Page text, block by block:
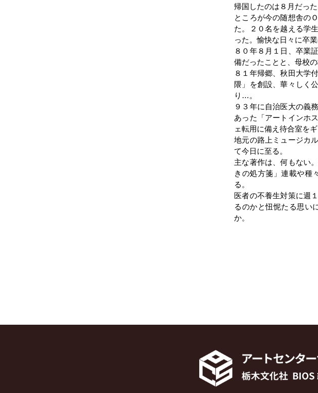
帰国したのは８月だった
ところが今の随想舎の
た。２０名を越える学
った。愉快な日々に卒業
８０年８月１日、卒業
備だったことと、母校
８１年帰郷、秋田大学
隈」を創設、華々しく
り…。
９３年に自治医大の義
あった「アートインホ
ェ転用に備え待合室を
地元の路上ミュージカ
て今日に至る。
主な著作は、何もない
きの処方箋」連載や種
る。
医者の不養生対策に週
るのかと忸怩たる思い
か。